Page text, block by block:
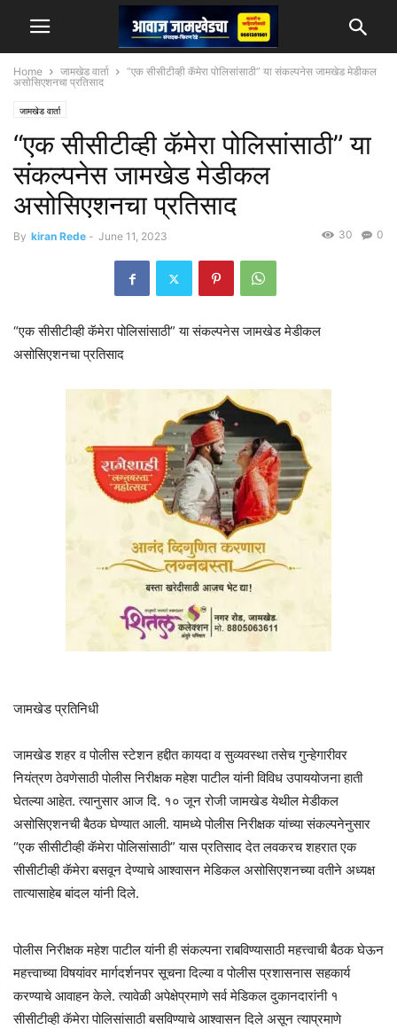
Home जामखेड वार्ता
“एक सीसीटीव्ही कॅमेरा पोलिसांसाठी” या संकल्पनेस जामखेड मेडीकल
असोसिएशनचा प्रतिसाद
जामखेड वार्ता
“एक सीसीटीव्ही कॅमेरा पोलिसांसाठी” या
संकल्पनेस जामखेड मेडीकल
असोसिएशनचा प्रतिसाद
By kiran Rede - June 11, 2023 0
30
“एक सीसीटीव्ही कॅमेरा पोलिसांसाठी” या संकल्पनेस जामखेड मेडीकल
असोसिएशनचा प्रतिसाद
जामखेड प्रतिनिधी
जामखेड शहर व पोलीस स्टेशन हद्दीत कायदा व सुव्यवस्था तसेच गुन्हेगारीवर
नियंत्रण ठेवणेसाठी पोलीस निरीक्षक महेश पाटील यांनी विविध उपाययोजना हाती
घेतल्या आहेत. त्यानुसार आज दि. १० जून रोजी जामखेड येथील मेडीकल
असोसिएशनची बैठक घेण्यात आली. यामध्ये पोलीस निरीक्षक यांच्या संकल्पनेनुसार
“एक सीसीटीव्ही कॅमेरा पोलिसांसाठी” यास प्रतिसाद देत लवकरच शहरात एक
सीसीटीव्ही कॅमेरा बसवून देण्याचे आश्वासन मेडिकल असोसिएशनच्या वतीने अध्यक्ष
तात्यासाहेब बांदल यांनी दिले.
पोलीस निरीक्षक महेश पाटील यांनी ही संकल्पना राबविण्यासाठी महत्त्वाची बैठक घेऊन
महत्त्वाच्या विषयांवर मार्गदर्शनपर सूचना दिल्या व पोलीस प्रशासनास सहकार्य
करण्याचे आवाहन केले. त्यावेळी अपेक्षेप्रमाणे सर्व मेडिकल दुकानदारांनी १
सीसीटीव्ही कॅमेरा पोलिसांसाठी बसविण्याचे आश्वासन दिले असून त्याप्रमाणे